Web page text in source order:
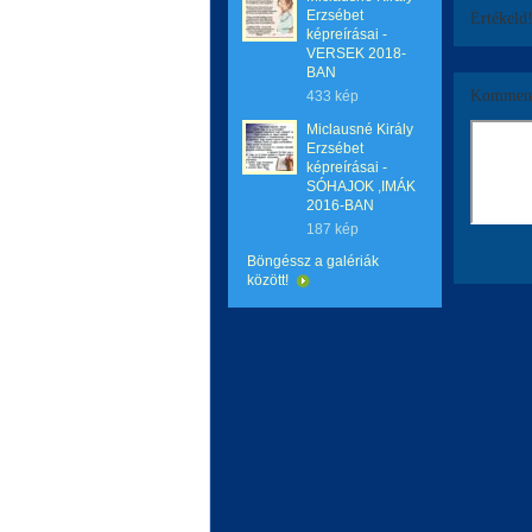
Erzsébet
képreírásai -
VERSEK 2018-
BAN
433 kép
Miclausné Király
Erzsébet
képreírásai -
SÓHAJOK ,IMÁK
2016-BAN
187 kép
Böngéssz a galériák
között!
Értékeld!